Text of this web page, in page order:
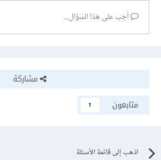
أجب على هذا السؤال...
مشاركة
متابعون
1
اذهب إلى قائمة الأسئلة